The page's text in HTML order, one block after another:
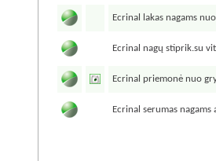
Ecrinal lakas nagams
Ecrinal nagų stiprik.su
Ecrinal priemonė nuo
Ecrinal serumas